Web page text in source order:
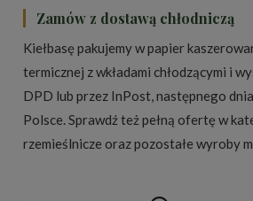
też zamrozić.
W praktyce to synonimy — obie
krótkim składzie i wyraźnym,
„Swojska" i „wiejska" podkreślają
pochodzenie i odróżniają wyrób
kiełbas z długą listą dodatków.
Zamów z dostawą chłodniczą
Kiełbasę pakujemy w papier
termicznej z wkładami chłodzącymi i
DPD lub przez InPost, następnego
Polsce. Sprawdź też pełną ofertę w
rzemieślnicze oraz pozostałe wyroby